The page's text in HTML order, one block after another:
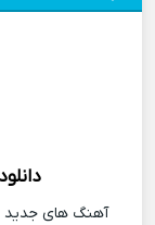
آهنگ های جدید